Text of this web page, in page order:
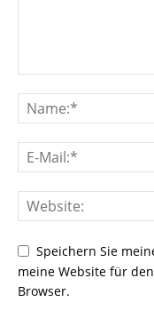
Speichern Sie
meine Website für
Browser.